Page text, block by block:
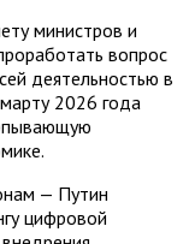
министров и
вопрос
деятельностью в
2026 года
— Путин
цифровой